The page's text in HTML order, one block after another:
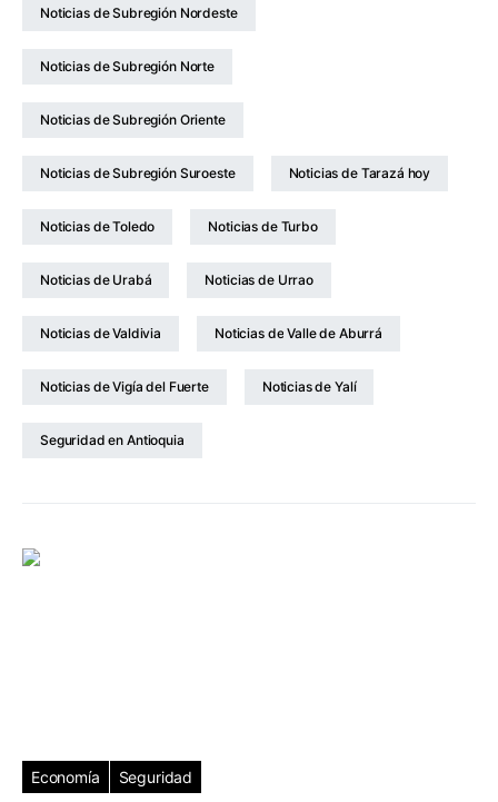
Noticias de Subregión Nordeste
Noticias de Subregión Norte
Noticias de Subregión Oriente
Noticias de Subregión Suroeste Noticias de Tarazá hoy
Noticias de Toledo Noticias de Turbo
Noticias de Urabá Noticias de Urrao
Noticias de Valdivia Noticias de Valle de Aburrá
Noticias de Vigía del Fuerte Noticias de Yalí
Seguridad en Antioquia
Economía Seguridad